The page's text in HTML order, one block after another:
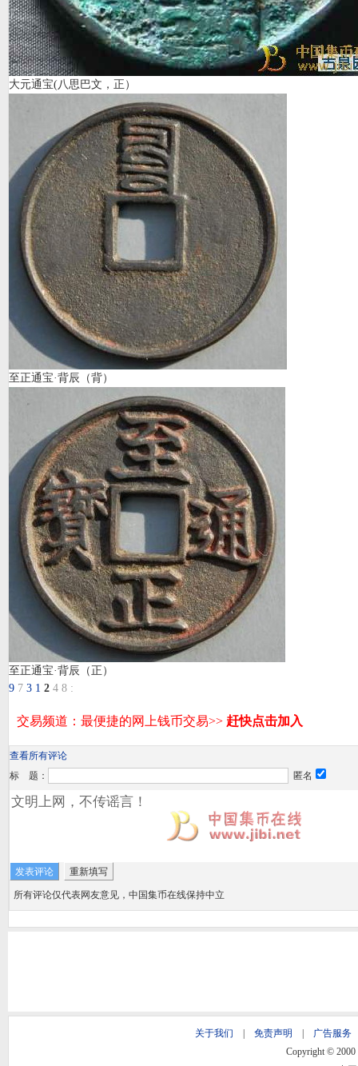
大元通宝(八思巴文，正）
至正通宝·背辰（背）
至正通宝·背辰（正）
9 7 3 1 2 4 8 :
查看所有评论
标 题：
匿名
所有评论仅代表网友意见，中国集币在线保持中立
关于我们 免责声明 广告服务
Copyright © 2000